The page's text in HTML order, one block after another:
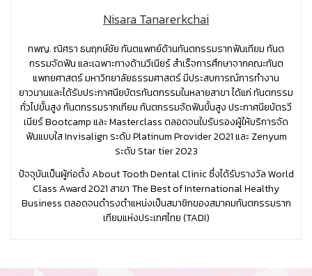
Nisara Tanarerkchai
ทพญ. ณิศรา ธนฤกษ์ชัย ทันตแพทย์ด้านทันตกรรมรากฟันเทียม ทันต
กรรมจัดฟัน และเฉพาะทางด้านวีเนียร์ สำเร็จการศึกษาจากคณะทันต
แพทยศาสตร์ มหาวิทยาลัยธรรมศาสตร์ มีประสบการณ์การทำงาน
ยาวนานและได้รับประกาศนียบัตรทันตกรรมในหลายสาขา ได้แก่ ทันตกรรม
ทั่วไปขั้นสูง ทันตกรรมรากเทียม ทันตกรรมจัดฟันขั้นสูง ประกาศนียบัตรวี
เนียร์ Bootcamp และ Masterclass ตลอดจนใบรับรองผู้ให้บริการจัด
ฟันแบบใส Invisalign ระดับ Platinum Provider 2021 และ Zenyum
ระดับ Star tier 2023
ปัจจุบันเป็นผู้ก่อตั้ง About Tooth Dental Clinic ซึ่งได้รับรางวัล World
Class Award 2021 สาขา The Best of International Healthy
Business ตลอดจนดำรงตำแหน่งเป็นสมาชิกของสมาคมทันตกรรมราก
เทียมแห่งประเทศไทย (TADI)